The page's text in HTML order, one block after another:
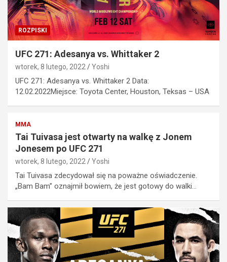
ROZPISKI
UFC 271: Adesanya vs. Whittaker 2
wtorek, 8 lutego, 2022 Yoshi
UFC 271: Adesanya vs. Whittaker 2 Data:
12.02.2022Miejsce: Toyota Center, Houston, Teksas – USA
MMA
Tai Tuivasa jest otwarty na walkę z Jonem
Jonesem po UFC 271
wtorek, 8 lutego, 2022 Yoshi
Tai Tuivasa zdecydował się na poważne oświadczenie.
„Bam Bam” oznajmił bowiem, że jest gotowy do walki…